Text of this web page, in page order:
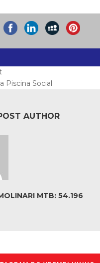
Piscina Social
AUTHOR
MTB: 54.196